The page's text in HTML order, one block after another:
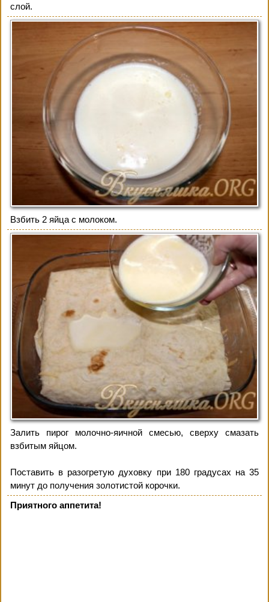
слой.
Взбить 2 яйца с молоком.
Залить пирог молочно-яичной смесью, сверху смазать
взбитым яйцом.
Поставить в разогретую духовку при 180 градусах на 35
минут до получения золотистой корочки.
Приятного аппетита!